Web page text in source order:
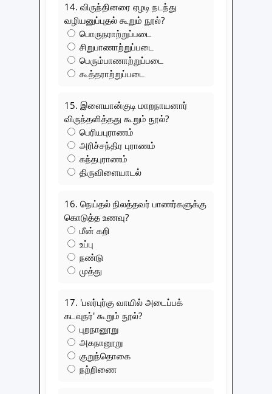
14. விருந்தினரை ஏழடி நடந்து
வழியனுப்புதல் கூறும் நூல்?
பொருநராற்றுப்படை
சிறுபாணாற்றுப்படை
பெரும்பாணாற்றுப்படை
கூத்தராற்றுப்படை
15. இளையான்குடி மாறநாயனார்
விருந்தளித்தது கூறும் நூல்?
பெரியபுராணம்
அரிச்சந்திர புராணம்
கந்தபுராணம்
திருவிளையாடல்
16. நெய்தல் நிலத்தவர் பாணர்களுக்கு
கொடுத்த உணவு?
மீன் கறி
உப்பு
நண்டு
முத்து
17. 'பலர்புர்கு வாயில் அடைப்பக்
கடவுநர்' கூறும் நூல்?
புறநானூறு
அகநானூறு
குறுந்தொகை
நற்றிணை